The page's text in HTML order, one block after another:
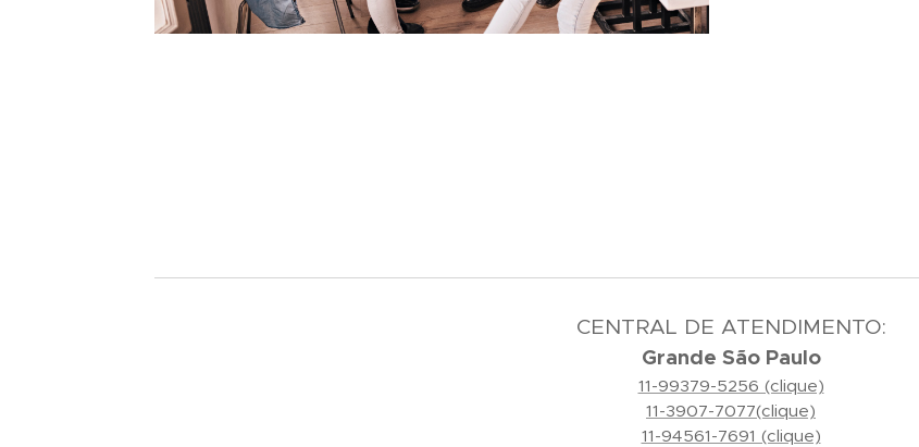
CENTRAL DE ATENDIMENTO:
Grande São Paulo
11-99379-5256 (clique)
11-3907-7077(clique)
11-94561-7691 (clique)